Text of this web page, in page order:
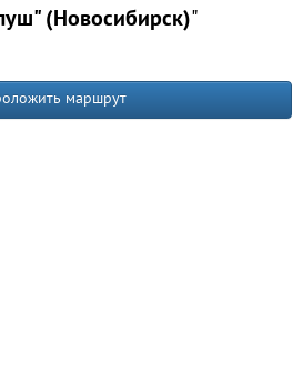
(Новосибирск)"
маршрут